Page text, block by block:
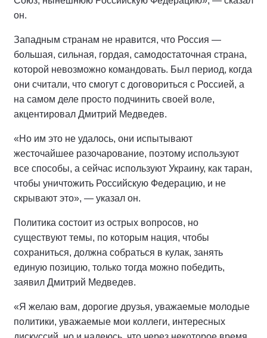
он.
Западным странам не нравится, что Россия —
большая, сильная, гордая, самодостаточная страна,
которой невозможно командовать. Был период, когда
они считали, что смогут с договориться с Россией, а
на самом деле просто подчинить своей воле,
акцентировал Дмитрий Медведев.
«Но им это не удалось, они испытывают
жесточайшее разочарование, поэтому используют
все способы, а сейчас используют Украину, как таран,
чтобы уничтожить Российскую Федерацию, и не
скрывают это», — указал он.
Политика состоит из острых вопросов, но
существуют темы, по которым нация, чтобы
сохраниться, должна собраться в кулак, занять
единую позицию, только тогда можно победить,
заявил Дмитрий Медведев.
«Я желаю вам, дорогие друзья, уважаемые молодые
политики, уважаемые мои коллеги, интересных